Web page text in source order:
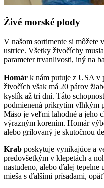
Živé morské plody
V našom sortimente si môžete
ustrice. Všetky živočíchy
parameter trvanlivosti, iný na
Homár k nám putuje z USA v
živočích však má 20 párov
kyslík až tri dni. Táto
podmienená prikrytím vlhkým
Mäso je veľmi lahodné a jeho
výrazným korením. Homár
alebo grilovaný je skutočnou
Krab poskytuje vynikajúce a
predovšetkým v klepetách a
nastudeno, alebo ďalej tepelne
mieša s ďalšími prísadami,